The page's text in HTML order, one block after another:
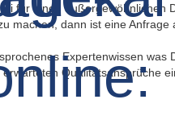
für einen außergewöhnlichen
machen, dann ist eine
Expertenwissen was
Qualitätsansprüche